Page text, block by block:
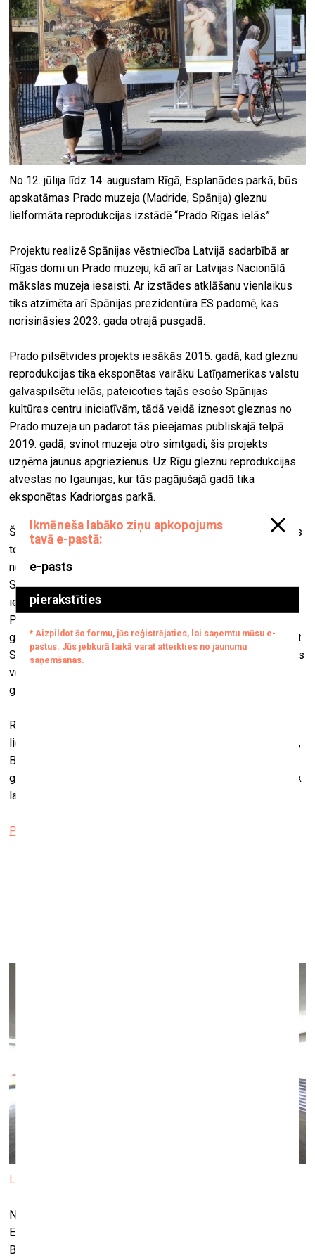
No 12. jūlija līdz 14. augustam Rīgā, Esplanādes parkā, būs
apskatāmas Prado muzeja (Madride, Spānija) gleznu
lielformāta reprodukcijas izstādē “Prado Rīgas ielās”.
Projektu realizē Spānijas vēstniecība Latvijā sadarbībā ar
Rīgas domi un Prado muzeju, kā arī ar Latvijas Nacionālā
mākslas muzeja iesaisti. Ar izstādes atklāšanu vienlaikus
tiks atzīmēta arī Spānijas prezidentūra ES padomē, kas
norisināsies 2023. gada otrajā pusgadā.
Prado pilsētvides projekts iesākās 2015. gadā, kad gleznu
reprodukcijas tika eksponētas vairāku Latīņamerikas valstu
galvaspilsētu ielās, pateicoties tajās esošo Spānijas
kultūras centru iniciatīvām, tādā veidā iznesot gleznas no
Prado muzeja un padarot tās pieejamas publiskajā telpā.
2019. gadā, svinot muzeja otro simtgadi, šis projekts
uzņēma jaunus apgriezienus. Uz Rīgu gleznu reprodukcijas
atvestas no Igaunijas, kur tās pagājušajā gadā tika
eksponētas Kadriorgas parkā.
Šo brīvdabas izstādi veido gleznu lielformāta reprodukcijas
to oriģinālajā izmērā (mērogā 1:1), rūpīgi atlasot
nozīmīgākos meistardarbus no Prado muzeja kolekcijas.
Skatītājs var doties nelielā ceļojumā, gūstot hronoloģisku
ieskatu par dažādajām glezniecības skolām, kuras veido
Prado muzeja māksliniecisko panorāmu, sākot no 12.
gadsimta līdz pat 20. gadsimta pašam sākumam, iepazīstot
Spānijas un Eiropas vēsturi, kā arī vispārēju rietumu mākslas
vēsturi caur spāņu, itāļu, flāmu, franču, vācu un holandiešu
glezniecības lielmeistaru darbiem.
Rīgā būs skatāmi piecdesmit darbi, kurus gleznojuši tādi
lielmeistari kā Velaskess, Goija, El Greko, Ticiāns, Rubenss,
Boss, Rembrants u.c., lielāko uzsvaru liekot uz Spānijas
glezniecību, kas lielākai daļai Latvijas iedzīvotāju vēl nav tik
labi pazīstama.
Projekts “Prado Rīgas ielās” / Esplanāde
Leons Batlers. Novērošanas performance. 2022.
No13. jūlija līdz 2. septembrim RIXC galerijā norisināsies
EMAP/RIXC rezidences mākslinieka Leona Batlera (Leon
Butler) izstādee “Novērošanas performance”. Interaktīvā